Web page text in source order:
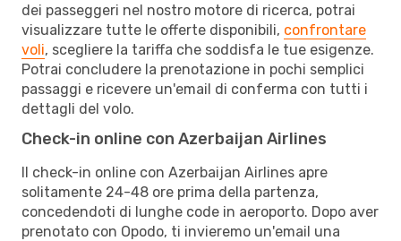
dei passeggeri nel nostro motore di ricerca, potrai
visualizzare tutte le offerte disponibili, confrontare
voli, scegliere la tariffa che soddisfa le tue esigenze.
Potrai concludere la prenotazione in pochi semplici
passaggi e ricevere un'email di conferma con tutti i
dettagli del volo.
Check-in online con Azerbaijan Airlines
Il check-in online con Azerbaijan Airlines apre
solitamente 24-48 ore prima della partenza,
concedendoti di lunghe code in aeroporto. Dopo aver
prenotato con Opodo, ti invieremo un'email una